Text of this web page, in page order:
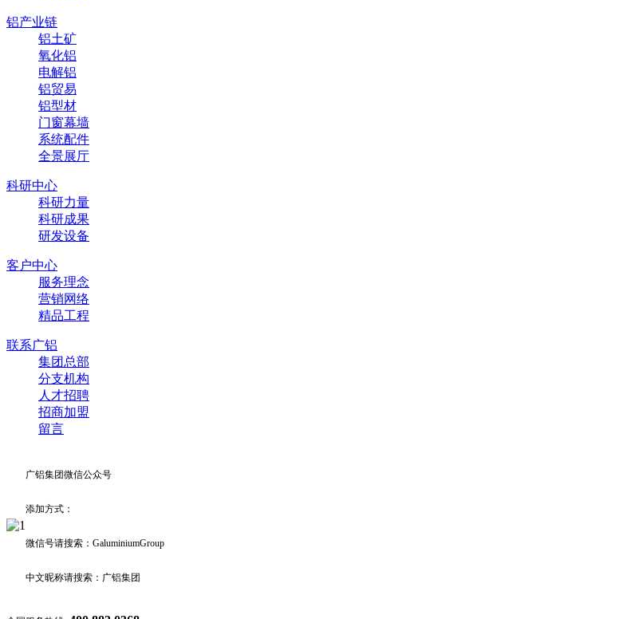
铝产业链
铝土矿
氧化铝
电解铝
铝贸易
铝型材
门窗幕墙
系统配件
全景展厅
科研中心
科研力量
科研成果
研发设备
客户中心
服务理念
营销网络
精品工程
联系广铝
集团总部
分支机构
人才招聘
招商加盟
留言
广铝集团微信公众号
添加方式：
微信号请搜索：GaluminiumGroup
中文昵称请搜索：广铝集团